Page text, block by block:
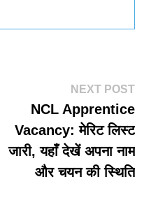
NEXT POST
NCL Apprentice
Vacancy: मेरिट लिस्ट
जारी, यहाँ देखें अपना नाम
और चयन की स्थिति